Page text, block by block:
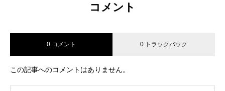
コメント
0 コメント 0 トラックバック
この記事へのコメントはありません。